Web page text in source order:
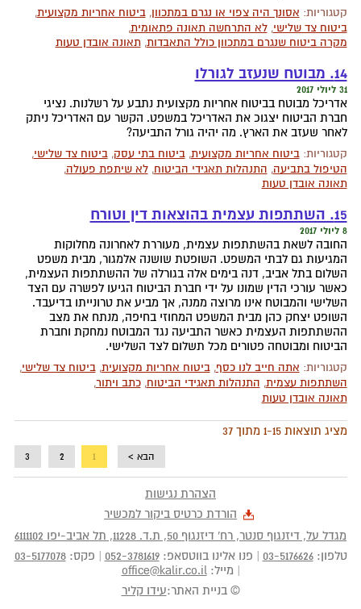
קטגוריות: אסונך היה צפוי או נגרם במתכוון,ביטוח אחריות מקצועית,
ביטוח צד שלישי,לא התרחשה תאונה פתאומית,
מקרה ביטוח שנגרם במתכוון כולל התאבדות,תאונה אובדן טעות
14. מבוטח שנעזב לגורלו
31 ליולי 2017
אדריכל מבוטח בביטוח אחריות מקצועית נתבע על רשלנות. נציגי
חברת הביטוח יצגוכ את האדריכל במשפט. הקשר עם האדריכל ניתק
לאחר שעזב את הארץ. מה יהיה גורל התביעה?
קטגוריות:ביטוח אחריות מקצועית,ביטוח בתי עסק,ביטוח צד שלישי,
הטיפול בתביעה, התנהלות תאגידי הביטוח,לא שיתפת פעולה,
תאונה אובדן טעות
15. השתתפות עצמית בהוצאות דין וטורח
8 ליולי 2017
החובה לשאת בהשתתפות עצמית, מעוררת לאחרונה מחלוקות
המגיעות גם לבתי המשפט. השופטת שושנה אלמגור, מבית משפט
השלום בתל אביב, דנה בימים אלה בגורלה של ההשתתפות העצמית,
כאשר עורכי הדין שמונו על ידי חברת הביטוח הגיעו לפשרה עם הצד
השלישי והמבוטח אינו מרוצה ממנה, אך מביע את טרונייתו בדיעבד.
השופט יצחק כהן מבית המשפט המחוזי בחיפה, מנתח את מצב
ההשתתפות העצמית כאשר התביעה נגד המבוטח נמחקת וחברת
הביטוח ומבוטחה פטורים מכל תשלום לצד השלישי.
קטגוריות: אתה חייב לנו כסף,ביטוח אחריות מקצועית,ביטוח צד שלישי,
השתתפות עצמית, התנהלות תאגידי הביטוח,כתב ויתור,
תאונה אובדן טעות
מציג תוצאות 1-15 מתוך 37
הבא > 1
2
3
הצהרת נגישות
הורדת כרטיס ביקור למכשיר
מגדל על, דיזנגוף סנטר, רח' דיזנגוף 50
, ת.ד. 11228
, תל אביב-יפו 6111102
טלפון:03-5176626 פנו אלינו בווטסאפ:052-3781619 פקס:03-5177078
מייל:office@kalir.co.il
© בניית האתר:עידו קליר